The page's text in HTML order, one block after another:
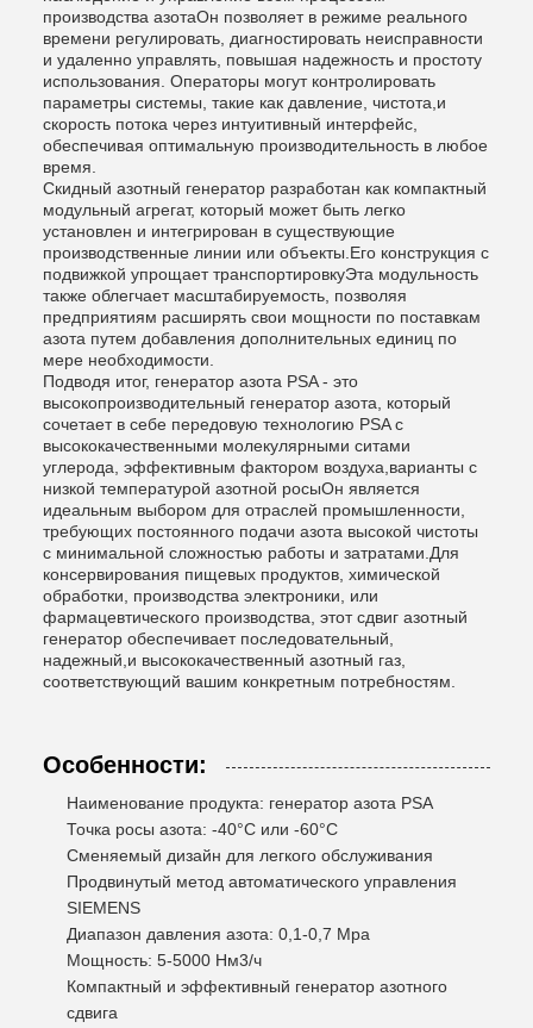
производства азотаОн позволяет в режиме реального
времени регулировать, диагностировать неисправности
и удаленно управлять, повышая надежность и простоту
использования. Операторы могут контролировать
параметры системы, такие как давление, чистота,и
скорость потока через интуитивный интерфейс,
обеспечивая оптимальную производительность в любое
время.
Скидный азотный генератор разработан как компактный
модульный агрегат, который может быть легко
установлен и интегрирован в существующие
производственные линии или объекты.Его конструкция с
подвижкой упрощает транспортировкуЭта модульность
также облегчает масштабируемость, позволяя
предприятиям расширять свои мощности по поставкам
азота путем добавления дополнительных единиц по
мере необходимости.
Подводя итог, генератор азота PSA - это
высокопроизводительный генератор азота, который
сочетает в себе передовую технологию PSA с
высококачественными молекулярными ситами
углерода, эффективным фактором воздуха,варианты с
низкой температурой азотной росыОн является
идеальным выбором для отраслей промышленности,
требующих постоянного подачи азота высокой чистоты
с минимальной сложностью работы и затратами.Для
консервирования пищевых продуктов, химической
обработки, производства электроники, или
фармацевтического производства, этот сдвиг азотный
генератор обеспечивает последовательный,
надежный,и высококачественный азотный газ,
соответствующий вашим конкретным потребностям.
Особенности:
Наименование продукта: генератор азота PSA
Точка росы азота: -40°C или -60°C
Сменяемый дизайн для легкого обслуживания
Продвинутый метод автоматического управления
SIEMENS
Диапазон давления азота: 0,1-0,7 Mpa
Мощность: 5-5000 Нм3/ч
Компактный и эффективный генератор азотного
сдвига